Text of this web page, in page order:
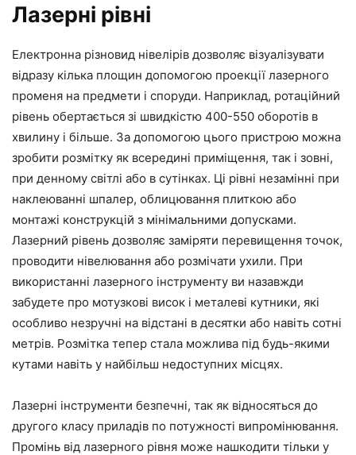
Лазерні рівні
Електронна різновид нівелірів дозволяє візуалізувати
відразу кілька площин допомогою проекції лазерного
променя на предмети і споруди. Наприклад, ротаційний
рівень обертається зі швидкістю 400-550 оборотів в
хвилину і більше. За допомогою цього пристрою можна
зробити розмітку як всередині приміщення, так і зовні,
при денному світлі або в сутінках. Ці рівні незамінні при
наклеюванні шпалер, облицювання плиткою або
монтажі конструкцій з мінімальними допусками.
Лазерний рівень дозволяє заміряти перевищення точок,
проводити нівелювання або розмічати ухили. При
використанні лазерного інструменту ви назавжди
забудете про мотузкові висок і металеві кутники, які
особливо незручні на відстані в десятки або навіть сотні
метрів. Розмітка тепер стала можлива під будь-якими
кутами навіть у найбільш недоступних місцях.
Лазерні інструменти безпечні, так як відносяться до
другого класу приладів по потужності випромінювання.
Промінь від лазерного рівня може нашкодити тільки у